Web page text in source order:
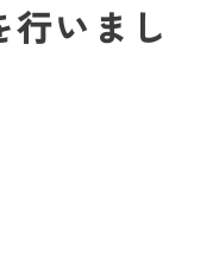
行いまし